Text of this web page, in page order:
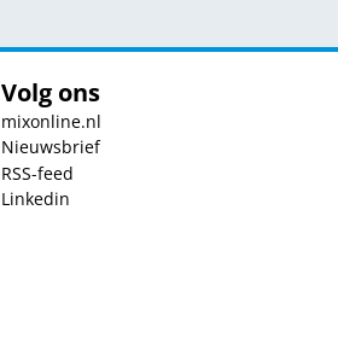
Volg ons
mixonline.nl
Nieuwsbrief
RSS-feed
Linkedin